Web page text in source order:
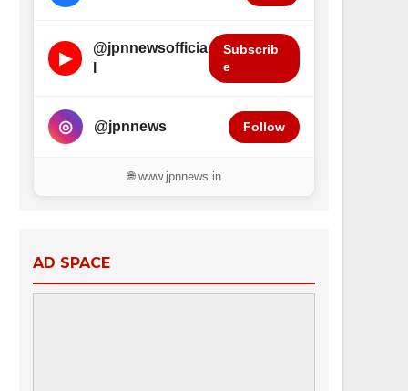
▶
@jpnnewsofficia
Subscrib
e
◎ @jpnnews Follow
🌐 www.jpnnews.in
AD SPACE